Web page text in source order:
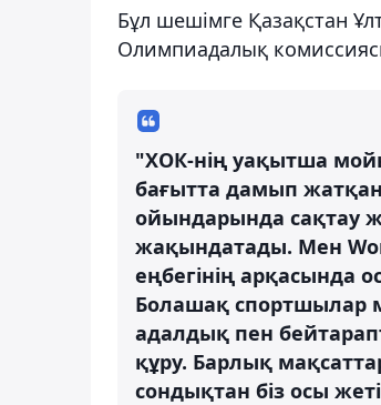
Бұл шешімге Қазақстан
Олимпиадалық
"ХОК-нің уақытша
бағытта дамып
ойындарында сақтау
жақындатады. Мен
еңбегінің арқасында
Болашақ спортшылар
адалдық пен
құру. Барлық
сондықтан біз осы